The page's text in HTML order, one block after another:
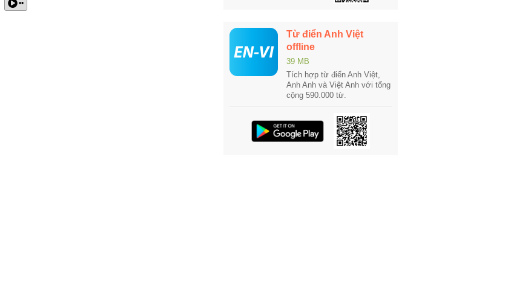
••
Từ điển Anh Việt
offline
39 MB
Tích hợp từ điển Anh Việt,
Anh Anh và Việt Anh với tổng
cộng 590.000 từ.